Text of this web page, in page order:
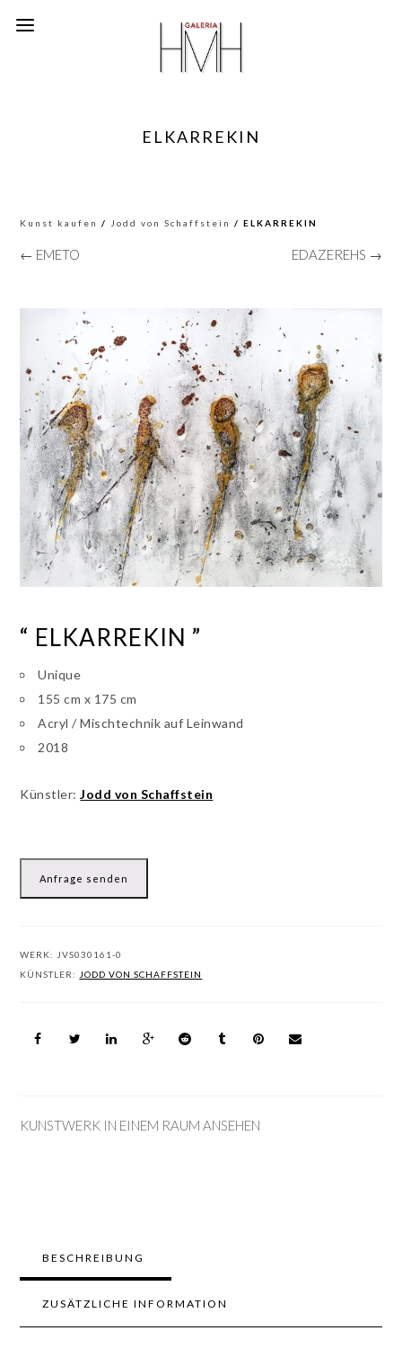
ELKARREKIN
Kunst kaufen / Jodd von Schaffstein / ELKARREKIN
← EMETO EDAZEREHS →
“ ELKARREKIN ”
Unique
155 cm x 175 cm
Acryl / Mischtechnik auf Leinwand
2018
Künstler:Jodd von Schaffstein
Anfrage senden
WERK: JVS030161-0
KÜNSTLER: JODD VON SCHAFFSTEIN
KUNSTWERK IN EINEM RAUM ANSEHEN
BESCHREIBUNG
ZUSÄTZLICHE INFORMATION